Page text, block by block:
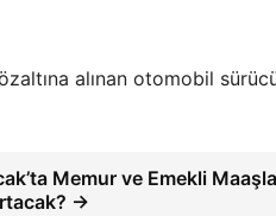
alınan otomobil
Memur ve Emekli
→